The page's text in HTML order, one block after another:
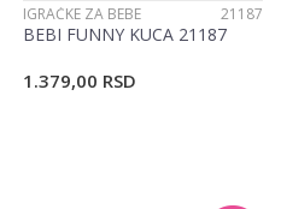
IGRAČKE ZA BEBE 21187
BEBI FUNNY KUCA 21187
1.379,00 RSD